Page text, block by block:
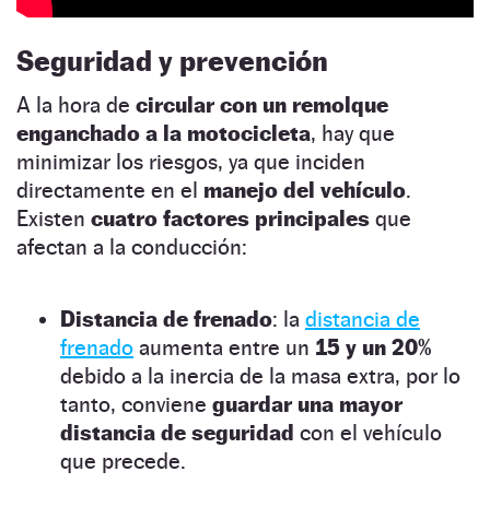
Seguridad y prevención
A la hora de circular con un remolque
enganchado a la motocicleta, hay que
minimizar los riesgos, ya que inciden
directamente en el manejo del vehículo.
Existen cuatro factores principales que
afectan a la conducción:
Distancia de frenado: la distancia de
frenado aumenta entre un 15 y un 20%
debido a la inercia de la masa extra, por lo
tanto, conviene guardar una mayor
distancia de seguridad con el vehículo
que precede.